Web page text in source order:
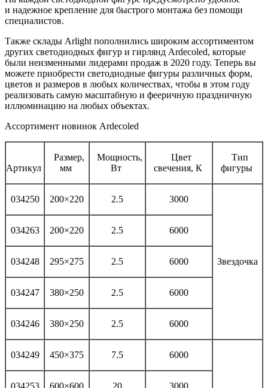
и надежное крепление для быстрого монтажа без помощи
специалистов.
Также склады Arlight пополнились широким ассортиментом
других светодиодных фигур и гирлянд Ardecoled, которые
были неизменными лидерами продаж в 2020 году. Теперь вы
можете приобрести светодиодные фигуры различных форм,
цветов и размеров в любых количествах, чтобы в этом году
реализовать самую масштабную и фееричную праздничную
иллюминацию на любых объектах.
Ассортимент новинок Ardecoled
Артикул
Размер,
мм
Мощность,
Вт
Цвет
свечения, К
Тип
фигуры
034250 200×220 2.5 3000
Звездочка
034263 200×220 2.5 6000
034248 295×275 2.5 6000
034247 380×250 2.5 6000
034246 380×250 2.5 6000
034249 450×375 7.5 6000
034253 600×600 20 3000